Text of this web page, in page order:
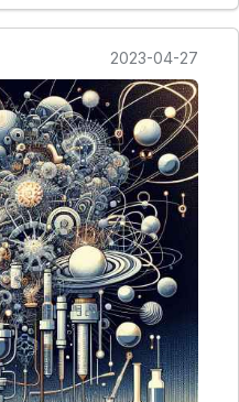
2023-04-27